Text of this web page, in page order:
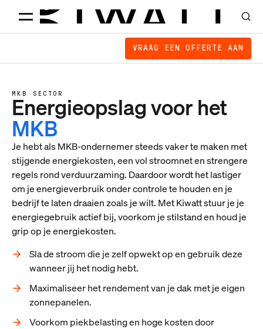
VRAAG EEN OFFERTE AAN
MKB SECTOR
Energieopslag voor het
MKB
Je hebt als MKB-ondernemer steeds vaker te maken met
stijgende energiekosten, een vol stroomnet en strengere
regels rond verduurzaming. Daardoor wordt het lastiger
om je energieverbruik onder controle te houden en je
bedrijf te laten draaien zoals je wilt. Met Kiwatt stuur je je
energiegebruik actief bij, voorkom je stilstand en houd je
grip op je energiekosten.
Sla de stroom die je zelf opwekt op en gebruik deze
wanneer jij het nodig hebt.
Maximaliseer het rendement van je dak met je eigen
zonnepanelen.
Voorkom piekbelasting en hoge kosten door